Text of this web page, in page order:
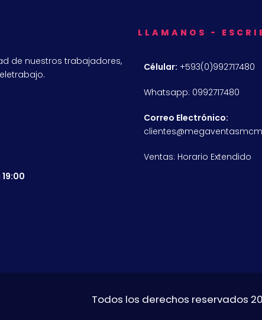
de nuestros trabajadores,
LLAMANOS -
Célular: +593(0)992717480
Whatsapp: 0992717480
Correo Electrónico:
Ventas: Horario Extendido
Todos los derechos reservados